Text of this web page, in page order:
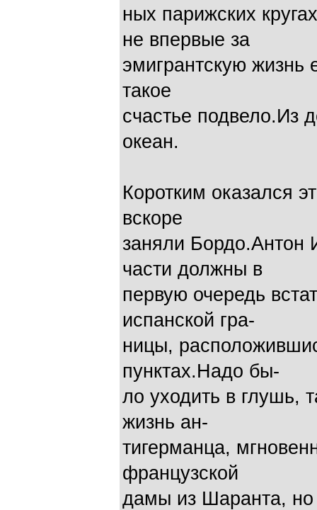
ных парижских
не впервые за
эмигрантскую жизнь
такое
счастье подвело.Из
океан.
Коротким оказался
вскоре
заняли Бордо.Антон
части должны в
первую очередь
испанской гра-
ницы,
пунктах.Надо бы-
ло уходить в глушь,
жизнь ан-
тигерманца,
французской
дамы из Шаранта, но